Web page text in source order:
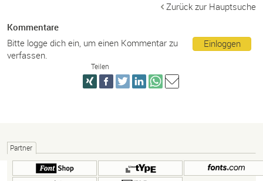
Zurück zur Hauptsuche
Kommentare
Einloggen
Bitte logge dich ein, um einen Kommentar zu
verfassen.
Teilen
Partner